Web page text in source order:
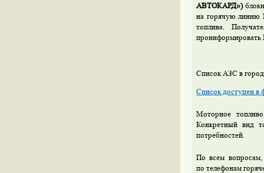
АВТОКАРД»)
на горячую линию
топлива.
проинформировать
Список АЗС в
Список доступен в
Моторное
Конкретный вид
потребностей.
По всем
по телефонам